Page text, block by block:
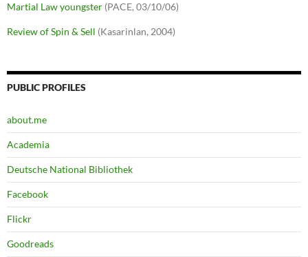
Martial Law youngster (PACE, 03/10/06)
Review of Spin & Sell (Kasarinlan, 2004)
PUBLIC PROFILES
about.me
Academia
Deutsche National Bibliothek
Facebook
Flickr
Goodreads